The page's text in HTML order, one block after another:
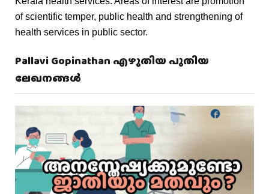
of scientific temper, public health and strengthening of
health services in public sector.
Pallavi Gopinathan എഴുതിയ പുതിയ
ലേഖനങ്ങൾ